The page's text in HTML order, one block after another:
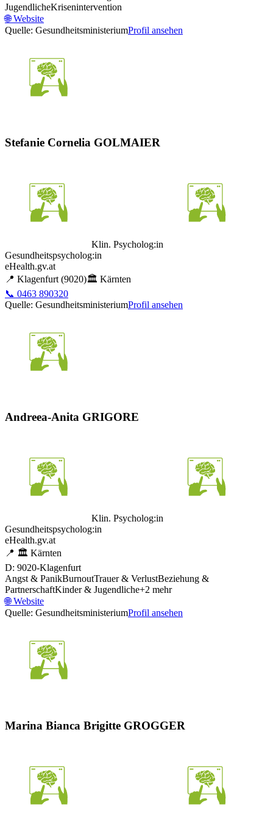
JugendlicheKrisenintervention
🌐Website
Quelle: GesundheitsministeriumProfil ansehen
Stefanie Cornelia GOLMAIER
Klin. Psycholog:in
Gesundheitspsycholog:in
eHealth.gv.at
📍 Klagenfurt (9020)🏛️ Kärnten
📞 0463 890320
Quelle: GesundheitsministeriumProfil ansehen
Andreea-Anita GRIGORE
Klin. Psycholog:in
Gesundheitspsycholog:in
eHealth.gv.at
📍 🏛️ Kärnten
D: 9020-Klagenfurt
Angst & PanikBurnoutTrauer & VerlustBeziehung &
PartnerschaftKinder & Jugendliche+2 mehr
🌐Website
Quelle: GesundheitsministeriumProfil ansehen
Marina Bianca Brigitte GROGGER